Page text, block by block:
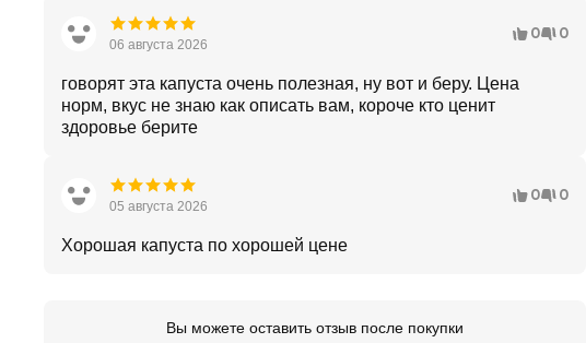
06 августа 2026
0 0
говорят эта капуста очень полезная, ну вот и беру. Цена
норм, вкус не знаю как описать вам, короче кто ценит
здоровье берите
05 августа 2026
0 0
Хорошая капуста по хорошей цене
Вы можете оставить отзыв после покупки